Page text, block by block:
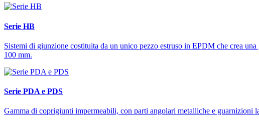
Serie HB
Sistemi di giunzione costituita da un unico pezzo estruso in EPDM che crea
100 mm.
Serie PDA e PDS
Gamma di coprigiunti impermeabili, con parti angolari metalliche e